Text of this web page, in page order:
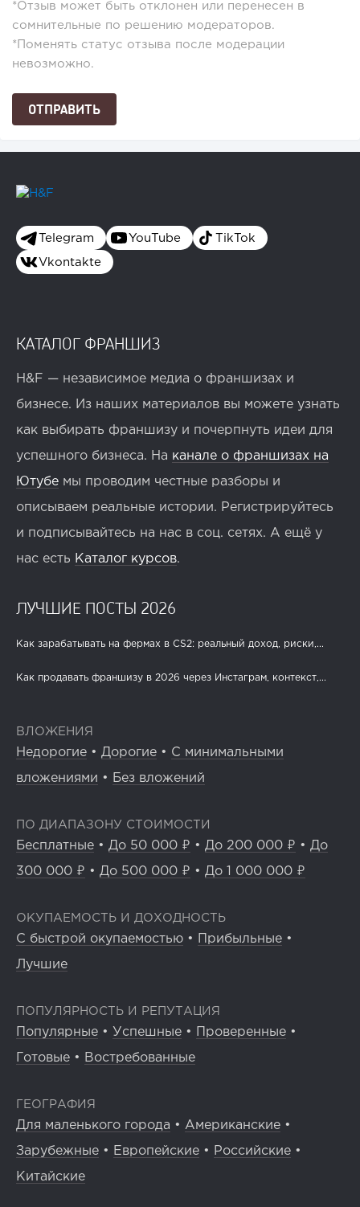
*Отзыв может быть отклонен или перенесен в
сомнительные по решению модераторов.
*Поменять статус отзыва после модерации
невозможно.
Telegram YouTube TikTok
Vkontakte
КАТАЛОГ ФРАНШИЗ
H&F — независимое медиа о франшизах и
бизнесе. Из наших материалов вы можете узнать
как выбирать франшизу и почерпнуть идеи для
успешного бизнеса. На канале о франшизах на
Ютубе мы проводим честные разборы и
описываем реальные истории. Регистрируйтесь
и подписывайтесь на нас в соц. сетях. А ещё у
нас есть Каталог курсов.
ЛУЧШИЕ ПОСТЫ 2026
Как зарабатывать на фермах в CS2: реальный доход, риски,...
Как продавать франшизу в 2026 через Инстаграм, контекст,...
ВЛОЖЕНИЯ
Недорогие • Дорогие • С минимальными
вложениями • Без вложений
ПО ДИАПАЗОНУ СТОИМОСТИ
Бесплатные • До 50 000 ₽ • До 200 000 ₽ • До
300 000 ₽ • До 500 000 ₽ • До 1 000 000 ₽
ОКУПАЕМОСТЬ И ДОХОДНОСТЬ
С быстрой окупаемостью • Прибыльные •
Лучшие
ПОПУЛЯРНОСТЬ И РЕПУТАЦИЯ
Популярные • Успешные • Проверенные •
Готовые • Востребованные
ГЕОГРАФИЯ
Для маленького города • Американские •
Зарубежные • Европейские • Российские •
Китайские